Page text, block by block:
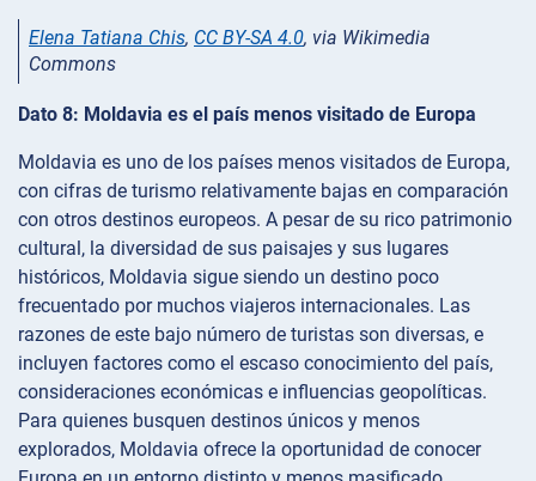
Elena Tatiana Chis, CC BY-SA 4.0, via Wikimedia
Commons
Dato 8: Moldavia es el país menos visitado de Europa
Moldavia es uno de los países menos visitados de Europa,
con cifras de turismo relativamente bajas en comparación
con otros destinos europeos. A pesar de su rico patrimonio
cultural, la diversidad de sus paisajes y sus lugares
históricos, Moldavia sigue siendo un destino poco
frecuentado por muchos viajeros internacionales. Las
razones de este bajo número de turistas son diversas, e
incluyen factores como el escaso conocimiento del país,
consideraciones económicas e influencias geopolíticas.
Para quienes busquen destinos únicos y menos
explorados, Moldavia ofrece la oportunidad de conocer